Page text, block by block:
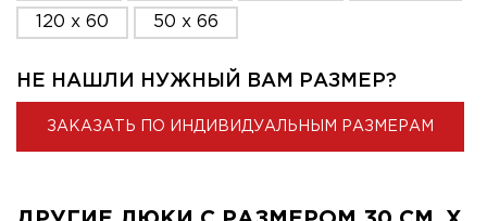
120 x 60 50 x 66
НЕ НАШЛИ НУЖНЫЙ ВАМ РАЗМЕР?
ЗАКАЗАТЬ ПО ИНДИВИДУАЛЬНЫМ РАЗМЕРАМ